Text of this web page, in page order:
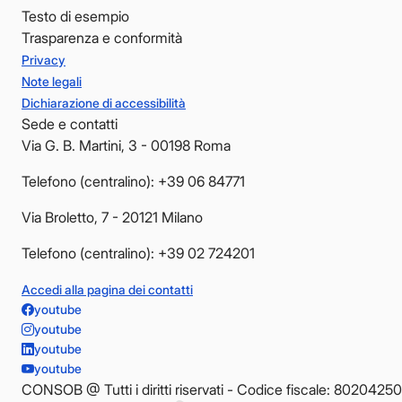
Testo di esempio
Trasparenza e conformità
Privacy
Note legali
Dichiarazione di accessibilità
Sede e contatti
Via G. B. Martini, 3 - 00198 Roma
Telefono (centralino): +39 06 84771
Via Broletto, 7 - 20121 Milano
Telefono (centralino): +39 02 724201
Accedi alla pagina dei contatti
youtube
youtube
youtube
youtube
CONSOB @ Tutti i diritti riservati - Codice fiscale: